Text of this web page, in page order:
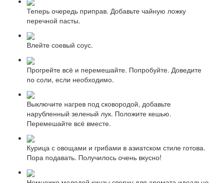
Теперь очередь приправ. Добавьте чайную ложку
перечной пасты.
Влейте соевый соус.
Прогрейте всё и перемешайте. Попробуйте. Доведите
по соли, если необходимо.
Выключите нагрев под сковородой, добавьте
нарубленный зеленый лук. Положите кешью.
Перемешайте всё вместе.
Курица с овощами и грибами в азиатском стиле готова.
Пора подавать. Получилось очень вкусно!